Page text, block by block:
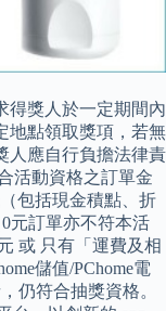
得獎人於一定期間內
地點領取獎項，若無
人應自行負擔法律責
活動資格之訂單金
包括現金積點、折
元訂單亦不符本活
或 只有「運費及相
儲值/PChome電
仍符合抽獎資格。